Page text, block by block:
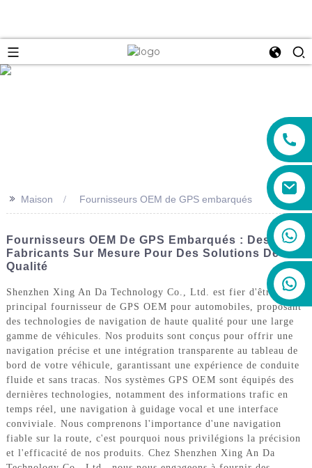
>> Maison Fournisseurs OEM de GPS embarqués
Fournisseurs OEM De GPS Embarqués : Des
Fabricants Sur Mesure Pour Des Solutions De
Qualité
Shenzhen Xing An Da Technology Co., Ltd. est fier d'être votre
principal fournisseur de GPS OEM pour automobiles, proposant
des technologies de navigation de haute qualité pour une large
gamme de véhicules. Nos produits sont conçus pour offrir une
navigation précise et une intégration transparente au tableau de
bord de votre véhicule, garantissant une expérience de conduite
fluide et sans tracas. Nos systèmes GPS OEM sont équipés des
dernières technologies, notamment des informations trafic en
temps réel, une navigation à guidage vocal et une interface
conviviale. Nous comprenons l'importance d'une navigation
fiable sur la route, c'est pourquoi nous privilégions la précision
et l'efficacité de nos produits. Chez Shenzhen Xing An Da